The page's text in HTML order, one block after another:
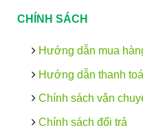
CHÍNH SÁCH
Hướng dẫn mua
Hướng dẫn thanh
Chính sách vận
Chính sách đổi trả